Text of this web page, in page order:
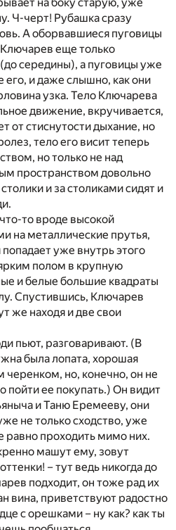
на боку старую, уже
Ч-черт! Рубашка сразу
А оборвавшиеся пуговицы
еще только
середины), а пуговицы уже
его, и даже слышно, как они
узка. Тело Ключарева
движение, вкручивается,
от стиснутости дыхание, но
тело его висит теперь
но только не над
пространством довольно
и за столиками сидят и
то вроде высокой
на металлические прутья,
уже внутрь этого
полом в крупную
и белые большие квадраты
Спустившись, Ключарев
же находя и две свои
пьют, разговаривают. (В
была лопата, хорошая
черенком, но, конечно, он не
ее покупать.) Он видит
и Таню Еремееву, они
не только сходство, уже
равно проходить мимо них.
машут ему, зовут
– тут ведь никогда до
подходит, он тоже рад их
вина, приветствуют радостно
с орешками – ну как? как ты